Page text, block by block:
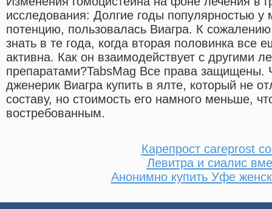
исследования: Долгие годы популярностью
потенцию, пользовалась Виагра. К
знать в те года, когда вторая половинка все
активна. Как он взаимодействует с другими
препаратами?TabsMag Все права защищены.
дженерик Виагра купить в ялте, который не
составу, но стоимость его намного меньше,
востребованным.
Карепрост careprost
Левитра и сиалис
Анонимно купить Уфе